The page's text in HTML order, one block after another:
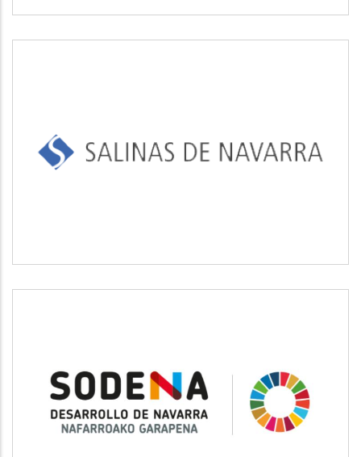
SALINAS DE NAVARRA
SODENA
Desarrollo empresarial